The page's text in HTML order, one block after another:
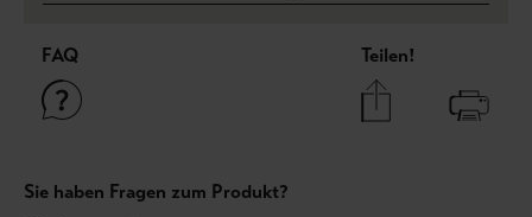
FAQ Teilen!
Sie haben Fragen zum Produkt?